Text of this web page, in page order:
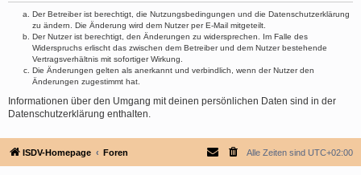
Der Betreiber ist berechtigt, die Nutzungsbedingungen und die Datenschutzerklärung
zu ändern. Die Änderung wird dem Nutzer per E-Mail mitgeteilt.
Der Nutzer ist berechtigt, den Änderungen zu widersprechen. Im Falle des
Widerspruchs erlischt das zwischen dem Betreiber und dem Nutzer bestehende
Vertragsverhältnis mit sofortiger Wirkung.
Die Änderungen gelten als anerkannt und verbindlich, wenn der Nutzer den
Änderungen zugestimmt hat.
Informationen über den Umgang mit deinen persönlichen Daten sind in der
Datenschutzerklärung enthalten.
ISDV-Homepage Foren Alle Zeiten sind UTC+02:00